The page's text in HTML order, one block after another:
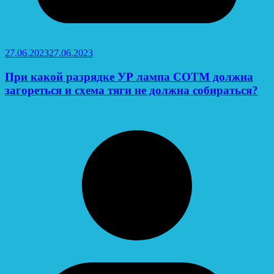
27.06.202327.06.2023
При какой разрядке УР лампа СОТМ должна
загореться и схема тяги не должна собираться?